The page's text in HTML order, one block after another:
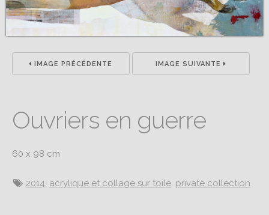
IMAGE PRÉCÉDENTE IMAGE SUIVANTE
Ouvriers en guerre
60 x 98 cm
2014, acrylique et collage sur toile, private collection